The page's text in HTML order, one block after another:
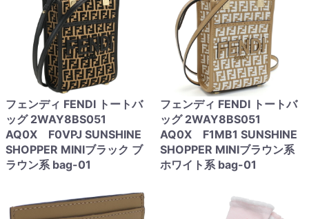
フェンディ FENDI トートバ
ッグ 2WAY8BS051
AQ0X F0VPJ SUNSHINE
SHOPPER MINIブラック ブ
ラウン系 bag-01
フェンディ FENDI トートバ
ッグ 2WAY8BS051
AQ0X F1MB1 SUNSHINE
SHOPPER MINIブラウン系
ホワイト系 bag-01